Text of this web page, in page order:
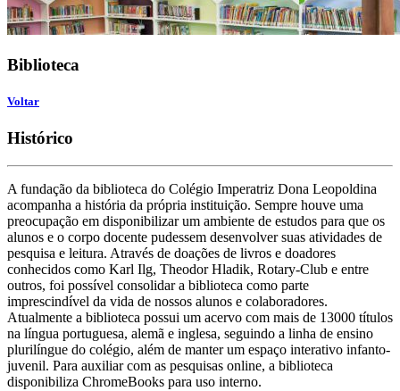
Biblioteca
Voltar
Histórico
A fundação da biblioteca do Colégio Imperatriz Dona Leopoldina
acompanha a história da própria instituição. Sempre houve uma
preocupação em disponibilizar um ambiente de estudos para que os
alunos e o corpo docente pudessem desenvolver suas atividades de
pesquisa e leitura. Através de doações de livros e doadores
conhecidos como Karl Ilg, Theodor Hladik, Rotary-Club e entre
outros, foi possível consolidar a biblioteca como parte
imprescindível da vida de nossos alunos e colaboradores.
Atualmente a biblioteca possui um acervo com mais de 13000 títulos
na língua portuguesa, alemã e inglesa, seguindo a linha de ensino
plurilíngue do colégio, além de manter um espaço interativo infanto-
juvenil. Para auxiliar com as pesquisas online, a biblioteca
disponibiliza ChromeBooks para uso interno.